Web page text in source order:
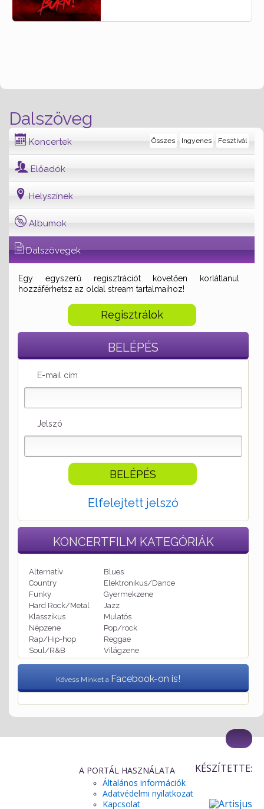
Dalszöveg
Koncertek Fesztivál
Ingyenes
Összes
Előadók
Helyszínek
Albumok
Dalszövegek
Egy egyszerű regisztrációt követően korlátlanul
hozzáférhetsz az oldal stream tartalmaihoz!
Regisztrálok
BELÉPÉS
E-mail cím
Jelszó
Elfelejtett jelszó
KONCERTFILM KATEGÓRIÁK
Alternatív
Blues
Country
Elektronikus/Dance
Funky
Gyermekzene
Hard Rock/Metal
Jazz
Klasszikus
Mulatós
Népzene
Pop/rock
Rap/Hip-hop
Reggae
Soul/R&B
Világzene
Kövess Minket a Facebook-on is!
A PORTÁL HASZNÁLATA
Általános információk
Adatvédelmi nyilatkozat
Kapcsolat
KÉSZÍTETTE: